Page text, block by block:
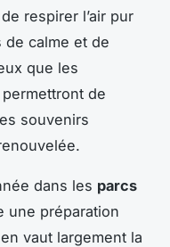
respirer l’air pur
de calme et de
que les
de
souvenirs
dans les parcs
une préparation
vaut largement la